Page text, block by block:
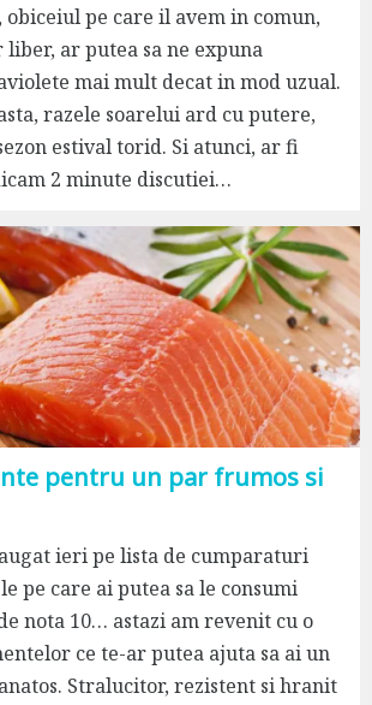
obiceiul pe care il avem in comun,
ar putea sa ne expuna
mai mult decat in mod uzual.
razele soarelui ard cu putere,
estival torid. Si atunci, ar fi
2 minute discutiei…
pentru un par frumos si
ieri pe lista de cumparaturi
pe care ai putea sa le consumi
nota 10… astazi am revenit cu o
ce te-ar putea ajuta sa ai un
Stralucitor, rezistent si hranit